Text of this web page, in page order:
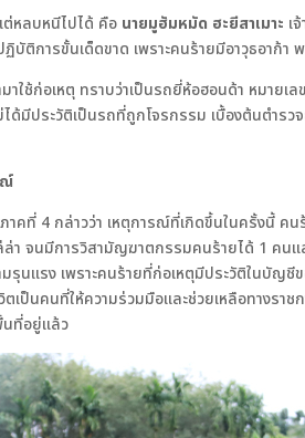
หลบหนีไปได้ คือ นายมูฮัมหมัด ฮะยีสาเมาะ เ
บัติการขั้นเด็ดขาด เพราะคนร้ายมีอาวุธอาก้า
ใช้ก่อเหตุ ทราบว่าเป็นรถยี่ห้อฮอนด้า หมายเ
มีประวัติเป็นรถที่ถูกโจรกรรม เบื้องต้นตำรว
ณ์
ที่ 4 กล่าวว่า เหตุการณ์ที่เกิดขึ้นในครั้งนี้ ค
า จนมีการวิสามัญฆาตกรรมคนร้ายได้ 1 คน
มรุนแรง เพราะคนร้ายที่ก่อเหตุมีประวัติในบั
ป็นคนที่ให้ความร่วมมือและช่วยเหลือทางราช
นที่อยู่แล้ว